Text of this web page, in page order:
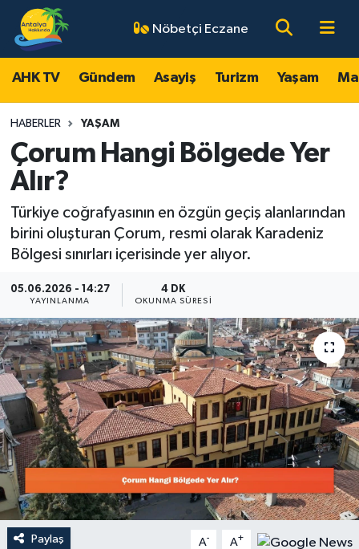
Nöbetçi Eczane
AHK TV Gündem Asayiş Turizm Yaşam
HABERLER YAŞAM
Çorum Hangi Bölgede Yer
Alır?
Türkiye coğrafyasının en özgün geçiş alanlarından
birini oluşturan Çorum, resmi olarak Karadeniz
Bölgesi sınırları içerisinde yer alıyor.
05.06.2026 - 14:27
YAYINLANMA
4 DK
OKUNMA SÜRESI
Paylaş A- A+
AHK TV
Gündem
Turizm
Yaşam
Ekonomi
Spor
Dünya
Resmi Reklamlar
Antalya Nöbetçi Eczaneler
Antalya Hava Durumu
Antalya Namaz Vakitleri
Antalya Trafik Yoğunluk Haritası
Süper Lig Puan Durumu ve Fikstür
Tüm Manşetler
Son Dakika Haberleri
Haber Arşivi